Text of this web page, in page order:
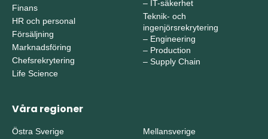
Finans
HR och personal
Försäljning
Marknadsföring
Chefsrekrytering
Life Science
– IT-säkerhet
Teknik- och
ingenjörsrekrytering
– Engineering
– Production
– Supply Chain
Våra regioner
Östra Sverige Mellansverige